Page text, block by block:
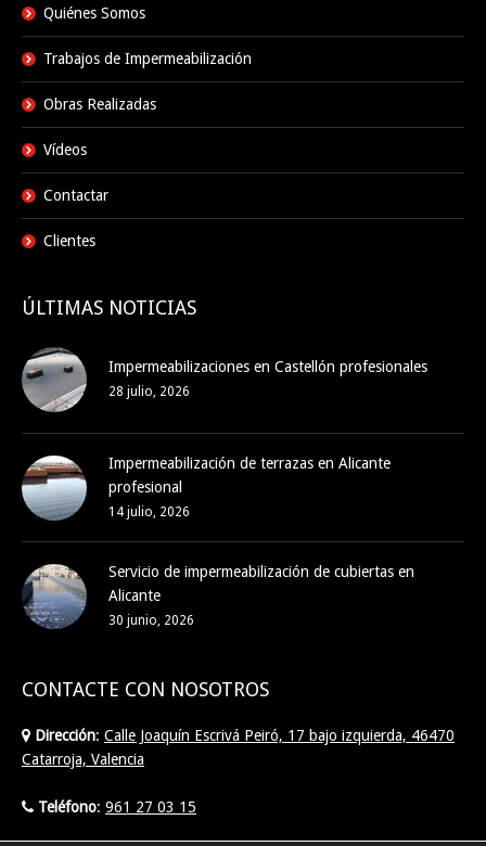
Quiénes Somos
Trabajos de Impermeabilización
Obras Realizadas
Vídeos
Contactar
Clientes
ÚLTIMAS NOTICIAS
Impermeabilizaciones en Castellón profesionales
28 julio, 2026
Impermeabilización de terrazas en Alicante
profesional
14 julio, 2026
Servicio de impermeabilización de cubiertas en
Alicante
30 junio, 2026
CONTACTE CON NOSOTROS
Dirección: Calle Joaquín Escrivá Peiró, 17 bajo izquierda, 46470
Catarroja, Valencia
Teléfono: 961 27 03 15